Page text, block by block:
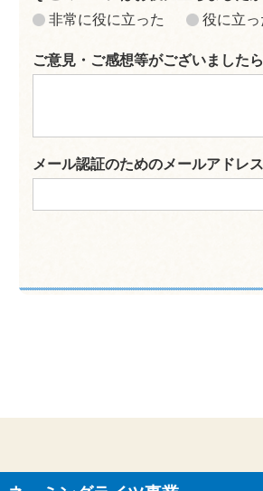
非常に役に立った
役に立っ
ご意見・ご感想等がございました
メール認証のためのメールアドレ